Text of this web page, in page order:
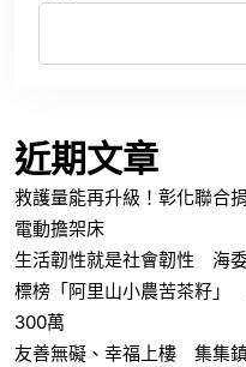
近期文章
救護量能再升級！彰化聯
電動擔架床
生活韌性就是社會韌性 海
標榜「阿里山小農苦茶籽
300萬
友善無礙、幸福上樓 集集